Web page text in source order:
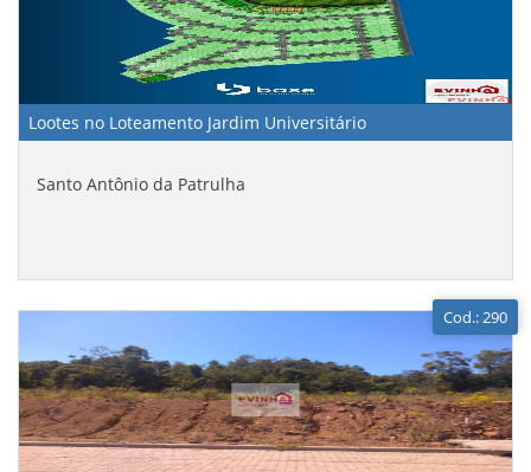
Lootes no Loteamento Jardim Universitário
Santo Antônio da Patrulha
Cod.: 290